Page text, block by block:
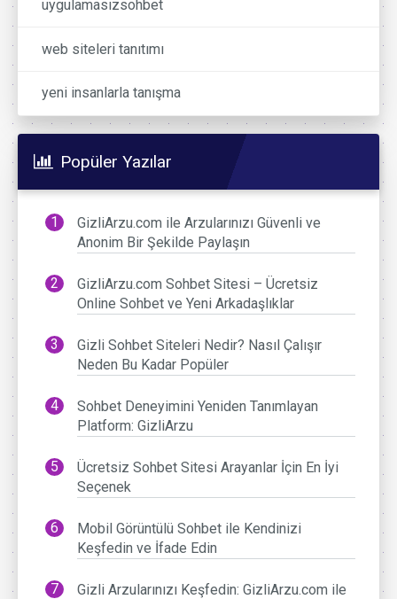
uygulamasızsohbet
web siteleri tanıtımı
yeni insanlarla tanışma
Popüler Yazılar
GizliArzu.com ile Arzularınızı Güvenli ve
Anonim Bir Şekilde Paylaşın
GizliArzu.com Sohbet Sitesi – Ücretsiz
Online Sohbet ve Yeni Arkadaşlıklar
Gizli Sohbet Siteleri Nedir? Nasıl Çalışır
Neden Bu Kadar Popüler
Sohbet Deneyimini Yeniden Tanımlayan
Platform: GizliArzu
Ücretsiz Sohbet Sitesi Arayanlar İçin En İyi
Seçenek
Mobil Görüntülü Sohbet ile Kendinizi
Keşfedin ve İfade Edin
Gizli Arzularınızı Keşfedin: GizliArzu.com ile